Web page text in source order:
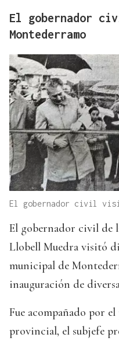
El gobernador
Montederramo
El gobernador civil
El gobernador civil de
Llobell Muedra visitó
municipal de
inauguración de
Fue acompañado por
provincial, el subjefe